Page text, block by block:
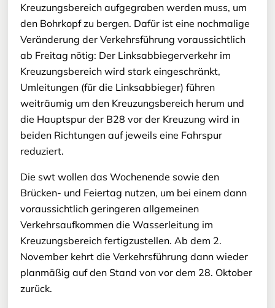
Kreuzungsbereich aufgegraben werden muss, um
den Bohrkopf zu bergen. Dafür ist eine nochmalige
Veränderung der Verkehrsführung voraussichtlich
ab Freitag nötig: Der Linksabbiegerverkehr im
Kreuzungsbereich wird stark eingeschränkt,
Umleitungen (für die Linksabbieger) führen
weiträumig um den Kreuzungsbereich herum und
die Hauptspur der B28 vor der Kreuzung wird in
beiden Richtungen auf jeweils eine Fahrspur
reduziert.
Die swt wollen das Wochenende sowie den
Brücken- und Feiertag nutzen, um bei einem dann
voraussichtlich geringeren allgemeinen
Verkehrsaufkommen die Wasserleitung im
Kreuzungsbereich fertigzustellen. Ab dem 2.
November kehrt die Verkehrsführung dann wieder
planmäßig auf den Stand von vor dem 28. Oktober
zurück.